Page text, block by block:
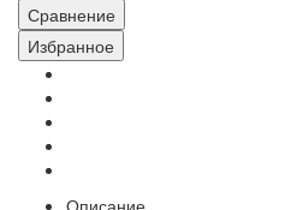
Сравнение
Избранное
Описание